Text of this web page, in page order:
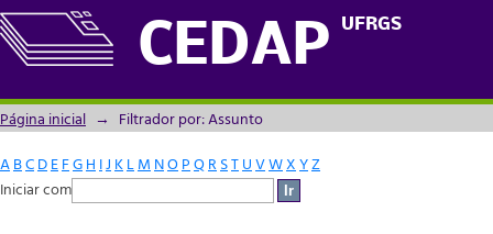
CEDAP UFRGS
Filtrador por: Assunto
Página inicial → Filtrador por: Assunto
ABCDEFGH IJ KLM NOPQRSTUVWXYZ
Iniciar com